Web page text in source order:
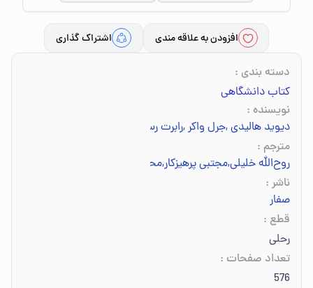
افزودن به علاقه مندی اشتراک گذاری
دسته بندی :
کتاب دانشگاهی
نویسنده :
دیوید هالیدی,جرل واکر,رابرت رسنیک
مترجم :
روح‌الله خلیلی,مجتبی پرهیزکار,محمدرضا جلیلیان‌نصرتی
ناشر :
صفار
قطع :
رحلی
تعداد صفحات :
576